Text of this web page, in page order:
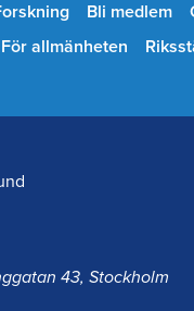
Bli medlem
För allmänheten
43, Stockholm